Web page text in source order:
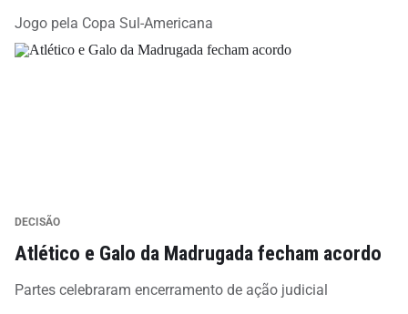
Jogo pela Copa Sul-Americana
DECISÃO
Atlético e Galo da Madrugada fecham acordo
Partes celebraram encerramento de ação judicial